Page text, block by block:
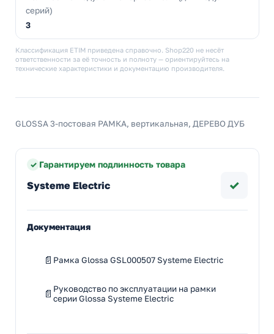
серий)
3
Классификация ETIM приведена справочно. Shop220 не несёт
ответственности за её точность и полноту — ориентируйтесь на
технические характеристики и документацию производителя.
GLOSSA 3-постовая РАМКА, вертикальная, ДЕРЕВО ДУБ
Гарантируем подлинность товара
Systeme Electric ✓
Документация
Рамка Glossa GSL000507 Systeme Electric
Руководство по эксплуатации на рамки
серии Glossa Systeme Electric